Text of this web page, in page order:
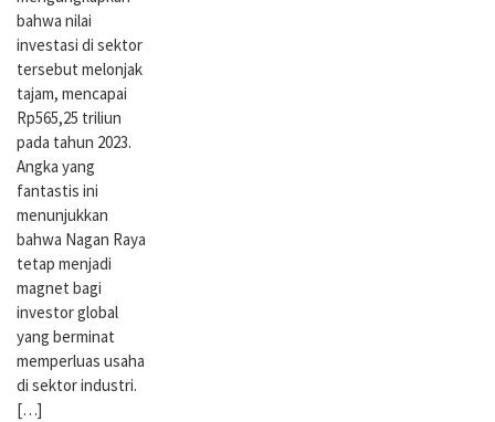
bahwa nilai
investasi di sektor
tersebut melonjak
tajam, mencapai
Rp565,25 triliun
pada tahun 2023.
Angka yang
fantastis ini
menunjukkan
bahwa Nagan Raya
tetap menjadi
magnet bagi
investor global
yang berminat
memperluas usaha
di sektor industri.
[…]